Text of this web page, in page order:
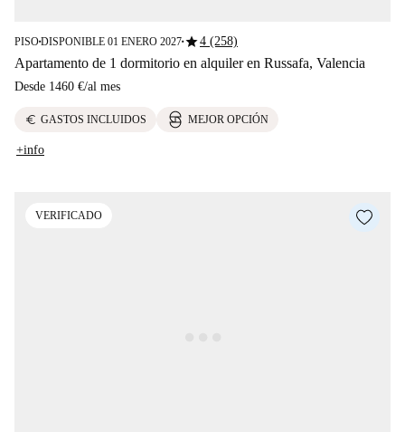
PISO■DISPONIBLE 01 ENERO 2027■star4 (258)
Apartamento de 1 dormitorio en alquiler en Russafa, Valencia
Desde 1460 €/al mes
euro GASTOS INCLUIDOS MEJOR OPCIÓN
+info
VERIFICADO